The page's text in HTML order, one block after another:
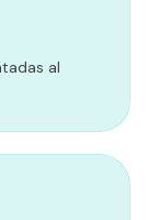
al